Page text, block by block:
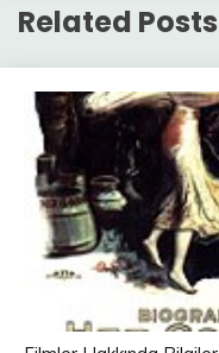
Related Posts